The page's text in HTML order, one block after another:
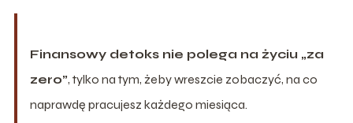
Finansowy detoks nie polega na życiu „za
zero”, tylko na tym, żeby wreszcie zobaczyć, na co
naprawdę pracujesz każdego miesiąca.